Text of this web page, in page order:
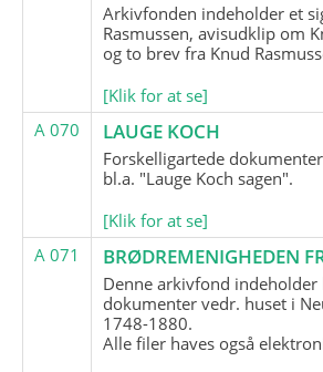
Arkivfonden indeholder et
Rasmussen, avisudklip om
og to brev fra Knud
[Klik for at se]
A 070
LAUGE KOCH
Forskelligartede
bl.a. "Lauge Koch sagen".
[Klik for at se]
A 071
BRØDREMENIGHEDEN
Denne arkivfond
dokumenter vedr. huset i
1748-1880.
Alle filer haves også